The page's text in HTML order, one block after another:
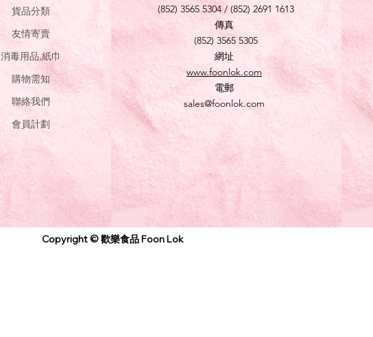
貨品分類
友情寄賣
消毒用品,紙巾
購物需知
聯絡我們
會員計劃
(852) 3565 5304 / (852) 2691 1613
傳真
(852) 3565 5305
網址
www.foonlok.com
電郵
sales@foonlok.com
Copyright © 歡樂食品 Foon Lok